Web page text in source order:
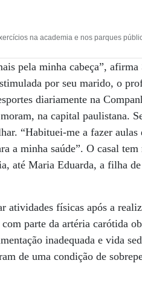
na academia e nos parques
pela minha cabeça”, afirma
por seu marido, o
diariamente na
na capital paulistana.
“Habituei-me a fazer aulas
a minha saúde”. O casal
até Maria Eduarda, a filha
atividades físicas após a
parte da artéria carótida
inadequada e vida
de uma condição de